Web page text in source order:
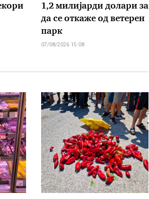
1,2 милијарди долари за
да се откаже од ветерен
парк
07/08/2026 15:08